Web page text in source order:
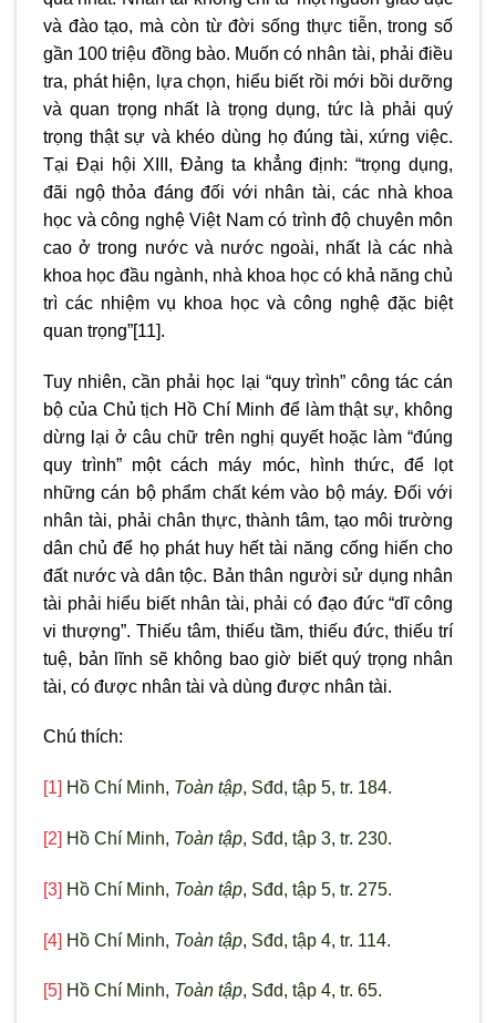
và đào tạo, mà còn từ đời sống thực tiễn, trong số
gần 100 triệu đồng bào. Muốn có nhân tài, phải điều
tra, phát hiện, lựa chọn, hiểu biết rồi mới bồi dưỡng
và quan trọng nhất là trọng dụng, tức là phải quý
trọng thật sự và khéo dùng họ đúng tài, xứng việc.
Tại Đại hội XIII, Đảng ta khẳng định: “trọng dụng,
đãi ngộ thỏa đáng đối với nhân tài, các nhà khoa
học và công nghệ Việt Nam có trình độ chuyên môn
cao ở trong nước và nước ngoài, nhất là các nhà
khoa học đầu ngành, nhà khoa học có khả năng chủ
trì các nhiệm vụ khoa học và công nghệ đặc biệt
quan trọng”[11].
Tuy nhiên, cần phải học lại “quy trình” công tác cán
bộ của Chủ tịch Hồ Chí Minh để làm thật sự, không
dừng lại ở câu chữ trên nghị quyết hoặc làm “đúng
quy trình” một cách máy móc, hình thức, để lọt
những cán bộ phẩm chất kém vào bộ máy. Đối với
nhân tài, phải chân thực, thành tâm, tạo môi trường
dân chủ để họ phát huy hết tài năng cống hiến cho
đất nước và dân tộc. Bản thân người sử dụng nhân
tài phải hiểu biết nhân tài, phải có đạo đức “dĩ công
vi thượng”. Thiếu tâm, thiếu tầm, thiếu đức, thiếu trí
tuệ, bản lĩnh sẽ không bao giờ biết quý trọng nhân
tài, có được nhân tài và dùng được nhân tài.
Chú thích:
[1] Hồ Chí Minh, Toàn tập, Sđd, tập 5, tr. 184.
[2] Hồ Chí Minh, Toàn tập, Sđd, tập 3, tr. 230.
[3] Hồ Chí Minh, Toàn tập, Sđd, tập 5, tr. 275.
[4] Hồ Chí Minh, Toàn tập, Sđd, tập 4, tr. 114.
[5] Hồ Chí Minh, Toàn tập, Sđd, tập 4, tr. 65.